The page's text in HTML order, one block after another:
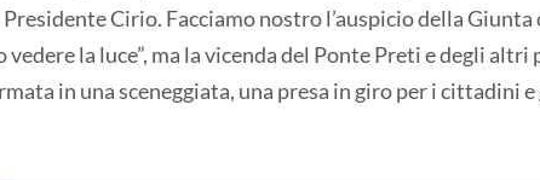
Cirio. Facciamo nostro l’auspicio della Giunta
la luce”, ma la vicenda del Ponte Preti e degli altri
in una sceneggiata, una presa in giro per i cittadini e